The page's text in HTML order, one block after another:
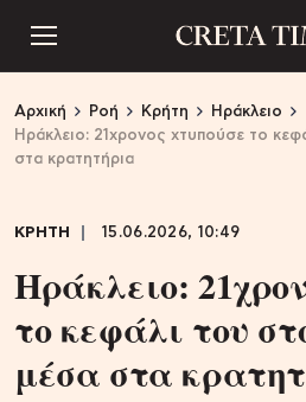
Αρχική Ροή Κρήτη
Ηράκλειο
Ηράκλειο: 21χρονος χτυπούσε το
στα κρατητήρια
ΚΡΗΤΗ 15.06.2026, 10:49
Ηράκλειο:
το κεφάλι του
μέσα στα